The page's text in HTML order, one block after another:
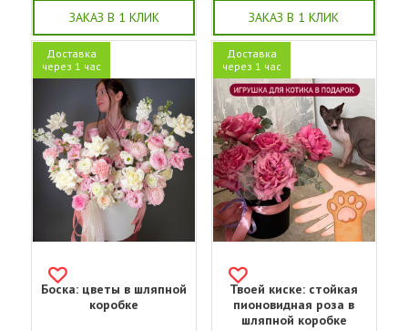
ЗАКАЗ В 1 КЛИК ЗАКАЗ В 1 КЛИК
Доставка
через 1 час
Боска: цветы в шляпной
коробке
Доставка
через 1 час
Твоей киске: стойкая
пионовидная роза в
шляпной коробке